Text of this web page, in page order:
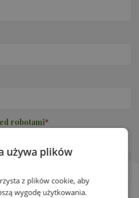
robotami*
używa plików
z plików cookie, aby
wygodę użytkowania.